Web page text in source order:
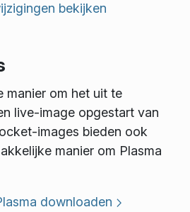
bekijken
manier om het uit te
live-image opgestart van
images bieden ook
manier om Plasma
downloaden